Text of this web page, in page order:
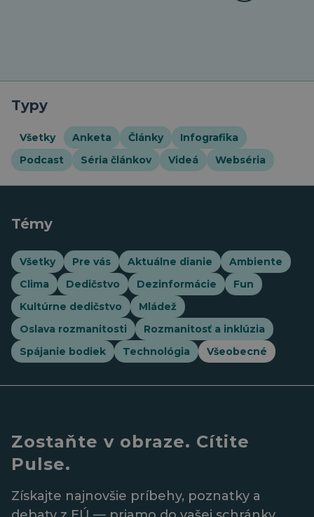
Typy
Všetky Anketa Články
Infografika
Podcast
Séria článkov Videá Webséria
Témy
Všetky Pre vás Aktuálne dianie
Ambiente
Clima
Dedičstvo Dezinformácie
Fun
Kultúrne dedičstvo
Mládež
Oslava rozmanitosti
Rozmanitosť a inklúzia
Spájanie bodiek
Technológia Všeobecné
Zostaňte v obraze. Cítite
Pulse.
Získajte najnovšie príbehy, poznatky a